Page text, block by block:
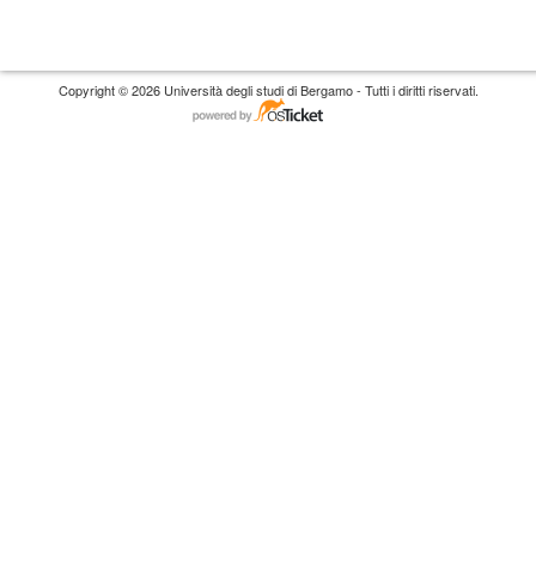
Copyright © 2026 Università degli studi di Bergamo - Tutti i diritti riservati.